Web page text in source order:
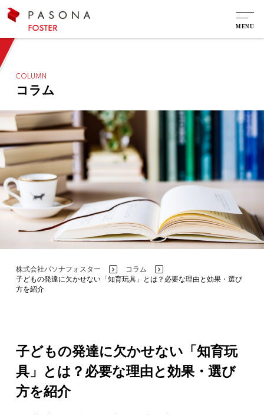
COLUMN
コラム
株式会社パソナフォスター >コラム
子どもの発達に欠かせない「知育玩具」とは？必要な理由と効果・選び
方を紹介
子どもの発達に欠かせない「知育玩
具」とは？必要な理由と効果・選び
方を紹介